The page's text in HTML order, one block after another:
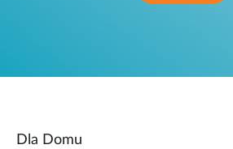
Dla Domu